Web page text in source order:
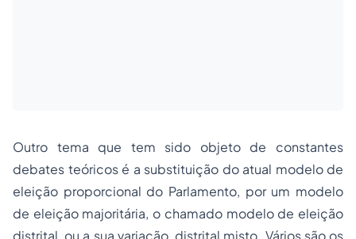
Outro tema que tem sido objeto de constantes
debates teóricos é a substituição do atual modelo de
eleição proporcional do Parlamento, por um modelo
de eleição majoritária, o chamado modelo de eleição
distrital, ou a sua variação, distrital misto. Vários são os